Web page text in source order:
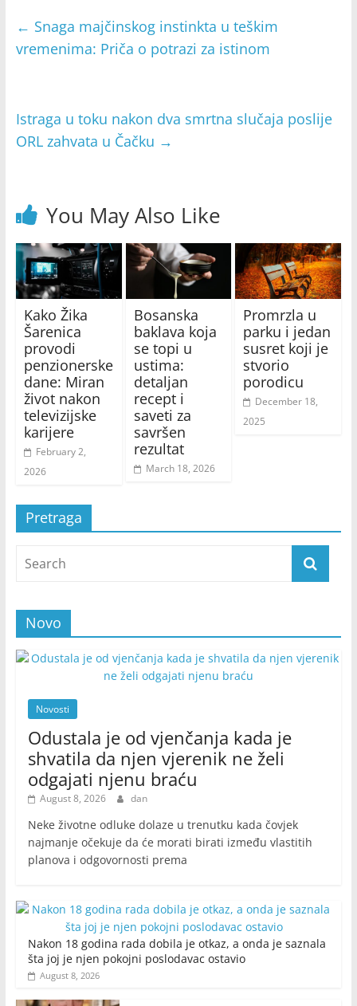
← Snaga majčinskog instinkta u teškim
vremenima: Priča o potrazi za istinom
Istraga u toku nakon dva smrtna slučaja poslije
ORL zahvata u Čačku →
You May Also Like
Kako Žika
Šarenica
provodi
penzionerske
dane: Miran
život nakon
televizijske
karijere
February 2,
2026
Bosanska
baklava koja
se topi u
ustima:
detaljan
recept i
saveti za
savršen
rezultat
March 18, 2026
Promrzla u
parku i jedan
susret koji je
stvorio
porodicu
December 18,
2025
Pretraga
Novo
Novosti
Odustala je od vjenčanja kada je
shvatila da njen vjerenik ne želi
odgajati njenu braću
August 8, 2026 dan
Neke životne odluke dolaze u trenutku kada čovjek
najmanje očekuje da će morati birati između vlastitih
planova i odgovornosti prema
Nakon 18 godina rada dobila je otkaz, a onda je saznala
šta joj je njen pokojni poslodavac ostavio
August 8, 2026